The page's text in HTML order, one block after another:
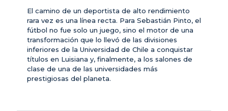
El camino de un deportista de alto rendimiento
rara vez es una línea recta. Para Sebastián Pinto, el
fútbol no fue solo un juego, sino el motor de una
transformación que lo llevó de las divisiones
inferiores de la Universidad de Chile a conquistar
títulos en Luisiana y, finalmente, a los salones de
clase de una de las universidades más
prestigiosas del planeta.